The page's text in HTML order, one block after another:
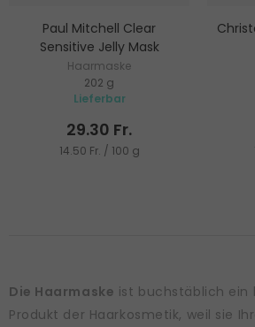
Paul Mitchell Clear
Sensitive Jelly Mask
Haarmaske
202 g
Lieferbar
29.30 Fr.
14.50 Fr. / 100 g
Die Haarmaske ist buchstäblich ein
Produkt der Haarkosmetik, weil sie